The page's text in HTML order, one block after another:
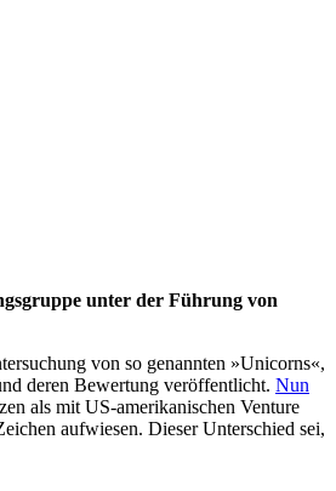
unter der Führung von
von so genannten »Unicorns«,
deren Bewertung veröffentlicht. Nun
als mit US-amerikanischen Venture
aufwiesen. Dieser Unterschied sei,